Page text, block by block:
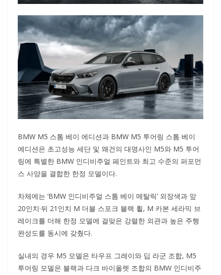
BMW M5 스톰 베이 에디션과 BMW M5 투어링 스톰 베이
에디션은 초고성능 세단 및 왜건의 대명사인 M5와 M5 투어
링에 특별한 BMW 인디비주얼 페인트와 최고 수준의 퍼포먼
스 사양을 결합한 한정 모델이다.
차체에는 ‘BMW 인디비주얼 스톰 베이 메탈릭’ 외장색과 앞
20인치·뒤 21인치 M 더블 스포크 블랙 휠, M 카본 세라믹 브
레이크를 더해 한정 모델에 걸맞은 강렬한 외관과 높은 주행
완성도를 동시에 갖췄다.
실내의 경우 M5 모델은 타우프 그레이와 딥 라군 조합, M5
투어링 모델은 블랙과 다크 바이올렛 조합의 BMW 인디비주